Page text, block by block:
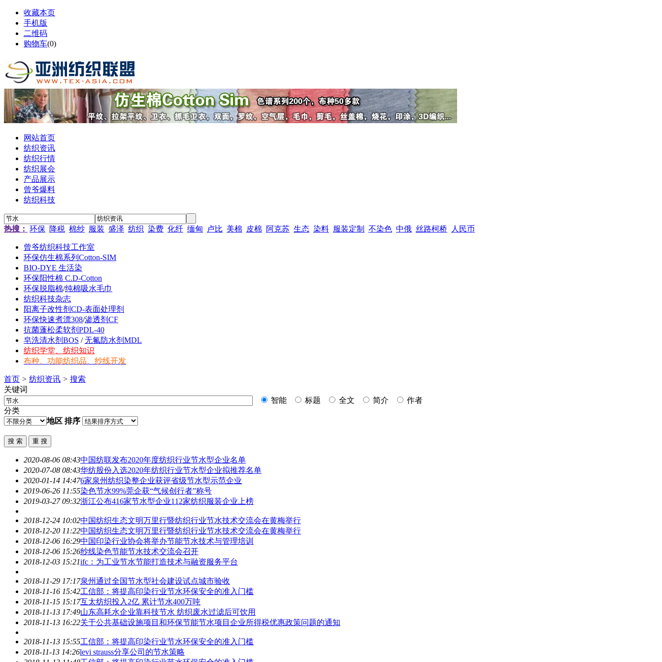
收藏本页
手机版
二维码
购物车(0)
网站首页
纺织资讯
纺织行情
纺织展会
产品展示
曾爷爆料
纺织科技
热搜： 环保 降税 棉纱 服装 盛泽 纺织 染费 化纤 缅甸 卢比 美棉 皮棉 阿克苏 生态 染料 服装定制 不染色 中俄 丝路柯桥 人民币
曾爷纺织科技工作室
环保仿生棉系列Cotton-SIM
BIO-DYE 生活染
环保阳性棉 C.D-Cotton
环保脱脂棉/纯棉吸水毛巾
纺织科技杂志
阳离子改性剂CD-表面处理剂
环保快速煮漂308/渗透剂CF
抗菌蓬松柔软剂PDL-40
皂洗清水剂BOS /无氟防水剂MDL
纺织学堂、纺织知识
布种、功能纺织品、纱线开发
首页 > 纺织资讯 > 搜索
关键词
智能
标题 全文 简介
作者
分类
地区 排序
2020-08-06 08:43中国纺联发布2020年度纺织行业节水型企业名单
2020-07-08 08:43华纺股份入选2020年纺织行业节水型企业拟推荐名单
2020-01-14 14:476家泉州纺织染整企业获评省级节水型示范企业
2019-06-26 11:55染色节水99%莞企获“气候创行者”称号
2019-03-27 09:32浙江公布416家节水型企业112家纺织服装企业上榜
2018-12-24 10:02中国纺织生态文明万里行暨纺织行业节水技术交流会在黄梅举行
2018-12-20 11:22中国纺织生态文明万里行暨纺织行业节水技术交流会在黄梅举行
2018-12-06 16:29中国印染行业协会将举办节能节水技术与管理培训
2018-12-06 15:26纱线染色节能节水技术交流会召开
2018-12-03 15:21ifc：为工业节水节能打造技术与融资服务平台
2018-11-29 17:17泉州通过全国节水型社会建设试点城市验收
2018-11-16 15:42工信部：将提高印染行业节水环保安全的准入门槛
2018-11-15 15:17互太纺织投入2亿 累计节水400万吨
2018-11-13 17:49山东高耗水企业靠科技节水 纺织废水过滤后可饮用
2018-11-13 16:22关于公共基础设施项目和环保节能节水项目企业所得税优惠政策问题的通知
2018-11-13 15:55工信部：将提高印染行业节水环保安全的准入门槛
2018-11-13 14:26levi strauss分享公司的节水策略